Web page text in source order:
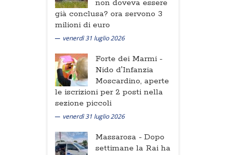
non doveva essere
già conclusa? ora servono 3
milioni di euro
venerdì 31 luglio 2026
Forte dei Marmi -
Nido d'Infanzia
Moscardino, aperte
le iscrizioni per 2 posti nella
sezione piccoli
venerdì 31 luglio 2026
Massarosa - Dopo
settimane la Rai ha